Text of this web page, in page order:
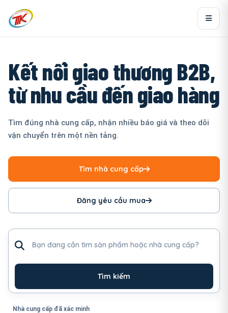
Kết nối giao thương B2B,
từ nhu cầu đến giao hàng
Tìm đúng nhà cung cấp, nhận nhiều báo giá và theo dõi
vận chuyển trên một nền tảng.
Tìm nhà cung cấp
Đăng yêu cầu mua
Tìm kiếm
Nhà cung cấp đã xác minh